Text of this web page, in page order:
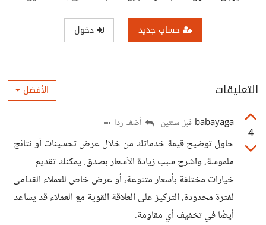
حساب جديد دخول
التعليقات الأفضل
4
babayaga قبل سنتين أضف ردا
حاول توضيح قيمة خدماتك من خلال عرض تحسينات أو نتائج
ملموسة، واشرح سبب زيادة الأسعار بصدق. يمكنك تقديم
خيارات مختلفة بأسعار متنوعة، أو عرض خاص للعملاء القدامى
لفترة محدودة. التركيز على العلاقة القوية مع العملاء قد يساعد
أيضًا في تخفيف أي مقاومة.